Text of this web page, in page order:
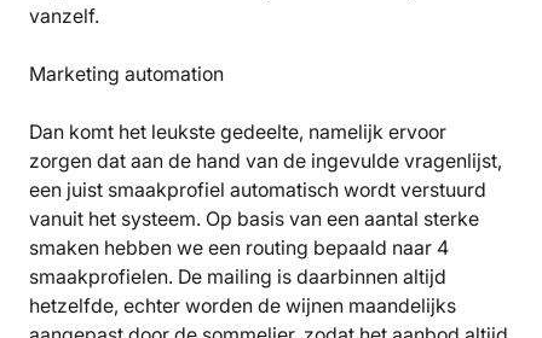
vanzelf.
Marketing automation
Dan komt het leukste gedeelte, namelijk ervoor
zorgen dat aan de hand van de ingevulde vragenlijst,
een juist smaakprofiel automatisch wordt verstuurd
vanuit het systeem. Op basis van een aantal sterke
smaken hebben we een routing bepaald naar 4
smaakprofielen. De mailing is daarbinnen altijd
hetzelfde, echter worden de wijnen maandelijks